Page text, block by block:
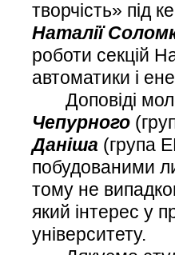
творчість» під
Наталії
роботи секцій
автоматики і
Доповіді
Чепурного
Даніша (група
побудованими
тому не
який інтерес у
університету.